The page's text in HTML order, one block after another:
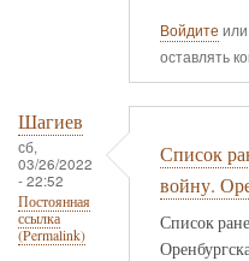
Войдите или
оставлять
Шагиев
сб,
03/26/2022
- 22:52
Постоянная
ссылка
(Permalink)
Список
войну.
Список